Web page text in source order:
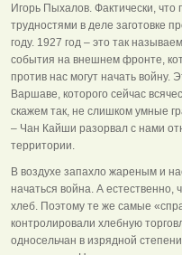
Игорь Пыхалов. Фактически, что
трудностями в деле заготовке
году. 1927 год – это так
события на внешнем фронте,
против нас могут начать войну.
Варшаве, которого сейчас
скажем так, не слишком умные
– Чан Кайши разорвал с нами
территории.
В воздухе запахло жареным и
начаться война. А естественно,
хлеб. Поэтому те же самые
контролировали хлебную
односельчан в изрядной